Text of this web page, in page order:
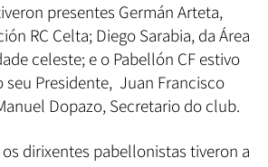
presentes Germán Arteta,
RC Celta; Diego Sarabia, da Área
celeste; e o Pabellón CF estivo
Presidente, Juan Francisco
Dopazo, Secretario do club.
dirixentes pabellonistas tiveron a